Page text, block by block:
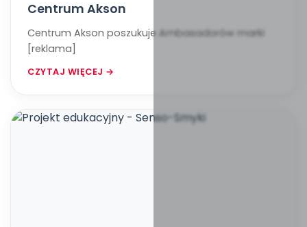
Centrum Akson
Centrum Akson poszukuje Ambasadorów marki
[reklama]
CZYTAJ WIĘCEJ →